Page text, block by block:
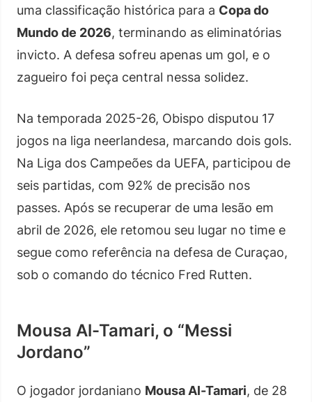
uma classificação histórica para a Copa do
Mundo de 2026, terminando as eliminatórias
invicto. A defesa sofreu apenas um gol, e o
zagueiro foi peça central nessa solidez.
Na temporada 2025-26, Obispo disputou 17
jogos na liga neerlandesa, marcando dois gols.
Na Liga dos Campeões da UEFA, participou de
seis partidas, com 92% de precisão nos
passes. Após se recuperar de uma lesão em
abril de 2026, ele retomou seu lugar no time e
segue como referência na defesa de Curaçao,
sob o comando do técnico Fred Rutten.
Mousa Al-Tamari, o “Messi
Jordano”
O jogador jordaniano Mousa Al-Tamari, de 28